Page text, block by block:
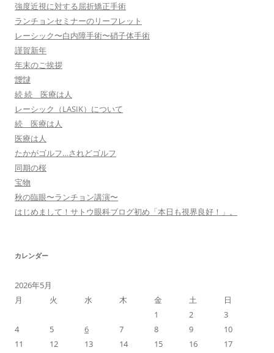
強度近視に対する屈折矯正手術
ランチョンセミナーのリーフレット
レーシック〜白内障手術〜硝子体手術
謹賀新年
年末のご挨拶
靉靆
続 続 医療は人
レーシック（LASIK）について
続 医療は人
医療は人
たかがゴルフ…されどゴルフ
同期の桜
宝物
秋の臨眼〜ランチョン講演〜
はじめまして！サトウ眼科ブログ初め「本日も視界良好！」。
カレンダー
2026年5月
月
火 水 木 金 土
日
1
2
3
4
5 6 7 8 9
10
11
12 13 14 15 16 17